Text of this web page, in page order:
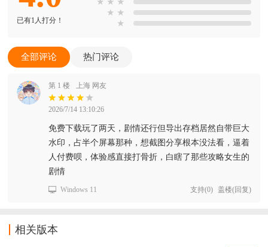
已有1人打分！
★ ★
★
全部评论 热门评论
第 1 楼 上海 网友
2026/7/14 13:10:26
免费下载玩了两天，剧情还行但导出存档居然自带巨大
水印，占半个屏幕那种，想截图分享根本没法看，逼着
人付费呗，体验感直接打骨折，白瞎了那些攻略女生的
剧情
Windows 11 支持(0) 盖楼(回复)
相关版本